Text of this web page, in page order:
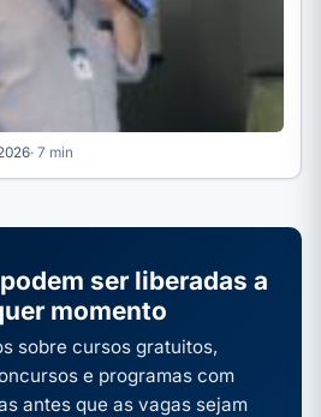
· 7 min
ser liberadas a
momento
sobre cursos gratuitos,
e programas com
antes que as vagas sejam